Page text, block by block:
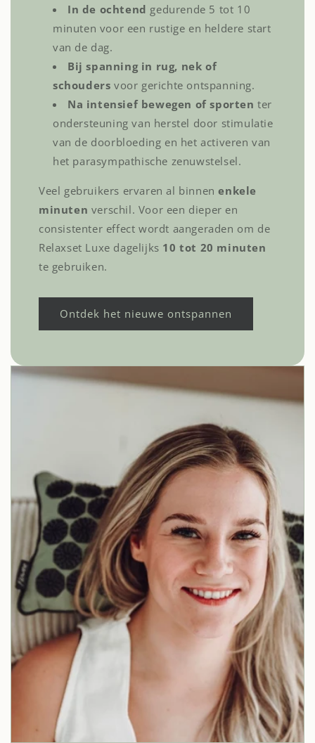
In de ochtend gedurende 5 tot 10
minuten voor een rustige en heldere start
van de dag.
Bij spanning in rug, nek of
schouders voor gerichte ontspanning.
Na intensief bewegen of sporten ter
ondersteuning van herstel door stimulatie
van de doorbloeding en het activeren van
het parasympathische zenuwstelsel.
Veel gebruikers ervaren al binnenenkele
minuten verschil. Voor een dieper en
consistenter effect wordt aangeraden om de
Relaxset Luxe dagelijks 10 tot 20 minuten
te gebruiken.
Ontdek het nieuwe ontspannen